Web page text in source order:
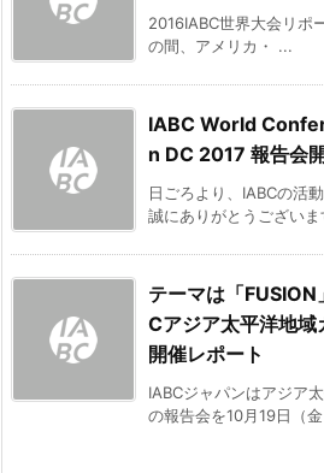
2016IABC世界大会リポ
の間、アメリカ・ ...
IABC World
n DC 2017 報告会
日ごろより、IABCの活
誠にありがとうござい
テーマは「
Cアジア太平洋地
開催レポート
IABCジャパンはアジア
の報告会を10月19日（